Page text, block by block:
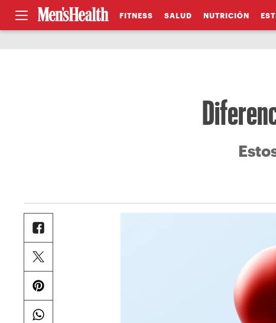
FITNESS SALUD NUTRICIÓN